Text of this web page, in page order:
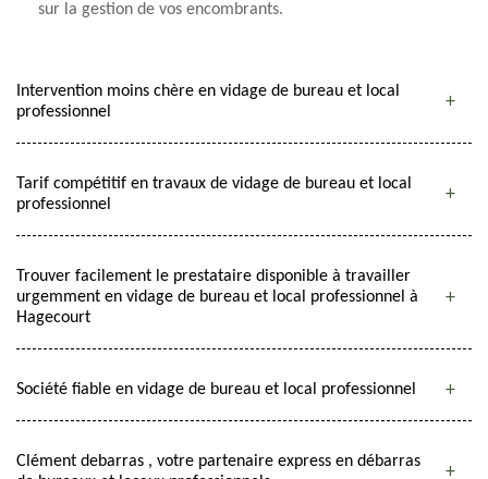
sur la gestion de vos encombrants.
Intervention moins chère en vidage de bureau et local
professionnel
Tarif compétitif en travaux de vidage de bureau et local
professionnel
Trouver facilement le prestataire disponible à travailler
urgemment en vidage de bureau et local professionnel à
Hagecourt
Société fiable en vidage de bureau et local professionnel
Clément debarras , votre partenaire express en débarras